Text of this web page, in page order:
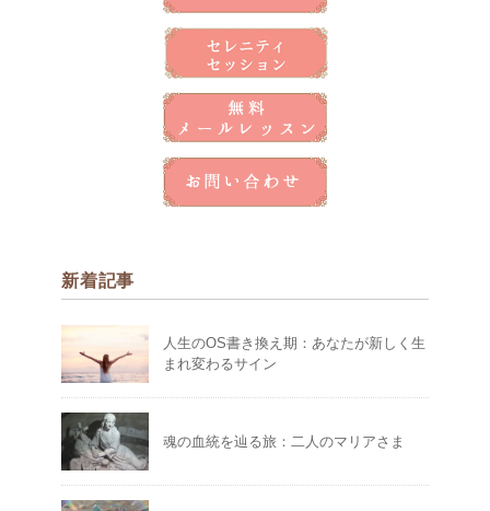
新着記事
人生のOS書き換え期：あなたが新しく生
まれ変わるサイン
魂の血統を辿る旅：二人のマリアさま